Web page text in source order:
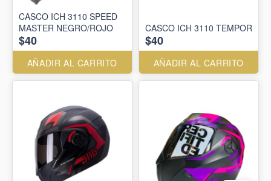
CASCO ICH 3110 SPEED
MASTER NEGRO/ROJO
$40
AÑADIR AL CARRITO
CASCO ICH 3110 TEMPOR
$40
AÑADIR AL CARRITO